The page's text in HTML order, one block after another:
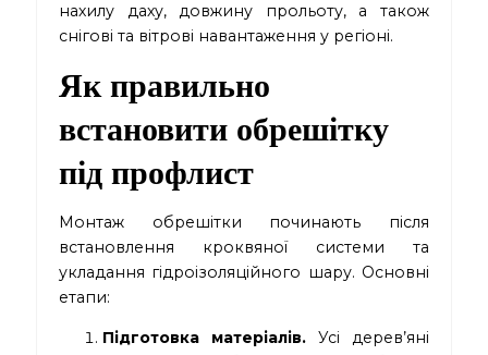
нахилу даху, довжину прольоту, а також
снігові та вітрові навантаження у регіоні.
Як правильно
встановити обрешітку
під профлист
Монтаж обрешітки починають після
встановлення кроквяної системи та
укладання гідроізоляційного шару. Основні
етапи:
Підготовка матеріалів. Усі дерев’яні